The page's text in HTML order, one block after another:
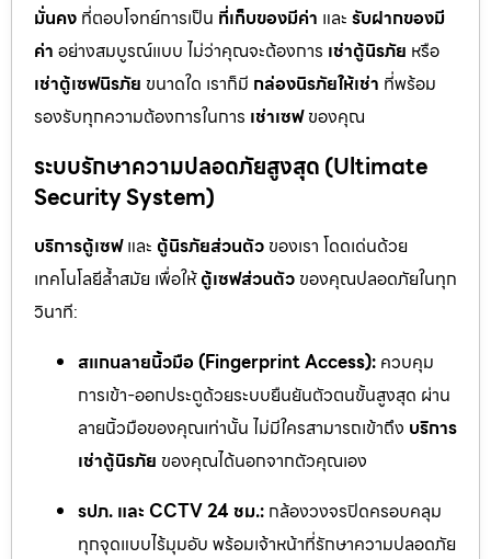
มั่นคง ที่ตอบโจทย์การเป็น ที่เก็บของมีค่า และ รับฝากของมี
ค่า อย่างสมบูรณ์แบบ ไม่ว่าคุณจะต้องการ เช่าตู้นิรภัย หรือ
เช่าตู้เซฟนิรภัย ขนาดใด เราก็มี กล่องนิรภัยให้เช่า ที่พร้อม
รองรับทุกความต้องการในการ เช่าเซฟของคุณ
ระบบรักษาความปลอดภัยสูงสุด (Ultimate
Security System)
บริการตู้เซฟและ ตู้นิรภัยส่วนตัว ของเรา โดดเด่นด้วย
เทคโนโลยีล้ำสมัย เพื่อให้ตู้เซฟส่วนตัว ของคุณปลอดภัยในทุก
วินาที:
สแกนลายนิ้วมือ (Fingerprint Access): ควบคุม
การเข้า-ออกประตูด้วยระบบยืนยันตัวตนขั้นสูงสุด ผ่าน
ลายนิ้วมือของคุณเท่านั้น ไม่มีใครสามารถเข้าถึง บริการ
เช่าตู้นิรภัย ของคุณได้นอกจากตัวคุณเอง
รปภ. และ CCTV 24 ชม.: กล้องวงจรปิดครอบคลุม
ทุกจุดแบบไร้มุมอับ พร้อมเจ้าหน้าที่รักษาความปลอดภัย